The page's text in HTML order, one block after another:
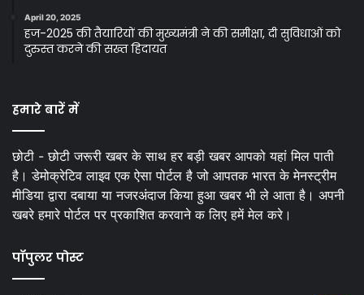
April 20, 2025
हज-2025 की तैयारियों की मुख्यमंत्री ने की समीक्षा, दी सुविधाओं को
दुरुस्त करने की सख्त हिदायत
हमारे बारें में
छोटी - छोटी जरूरी खबर के साथ हर बड़ी खबर आपको यहां मिल पाती
है। डेमोक्रेटिव लाइव एक ऐसा पोर्टल है जो आपतक भारत के मेनस्ट्रीम
मीडिया द्वारा दबाया या नजरअंदाज किया हुआ खबर भी ले आता है। अपनी
खबरे हमारे पोर्टल पर प्रकाशित करवाने क लिए हमें मेल करे।
पॉपुलर पोस्ट